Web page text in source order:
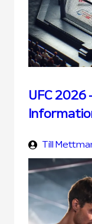
UFC 2026
Till